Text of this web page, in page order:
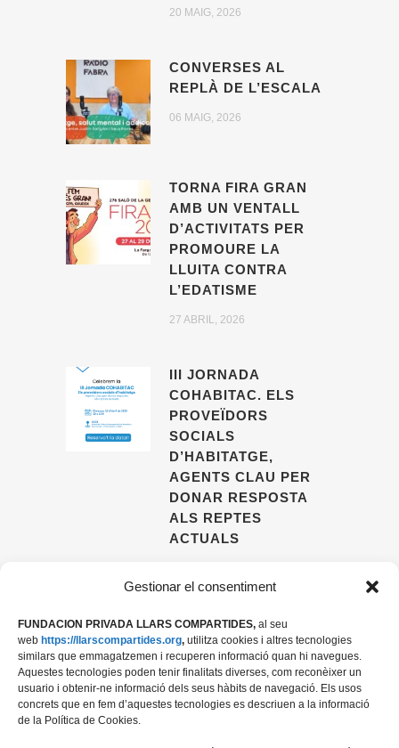
Gestionar el consentiment
FUNDACION PRIVADA LLARS COMPARTIDES, al seu
web https://llarscompartides.org, utilitza cookies i altres tecnologies
similars que emmagatzemen i recuperen informació quan hi navegues.
Aquestes tecnologies poden tenir finalitats diverses, com reconèixer un
usuario i obtenir-ne informació dels seus hàbits de navegació. Els usos
concrets que en fem d’aquestes tecnologies es descriuen a la informació
de la Política de Cookies.
20 MAIG, 2026
CONVERSES AL
REPLÀ DE L’ESCALA
06 MAIG, 2026
TORNA FIRA GRAN
AMB UN VENTALL
D’ACTIVITATS PER
PROMOURE LA
LLUITA CONTRA
L’EDATISME
27 ABRIL, 2026
III JORNADA
COHABITAC. ELS
PROVEÏDORS
SOCIALS
D’HABITATGE,
AGENTS CLAU PER
DONAR RESPOSTA
ALS REPTES
ACTUALS